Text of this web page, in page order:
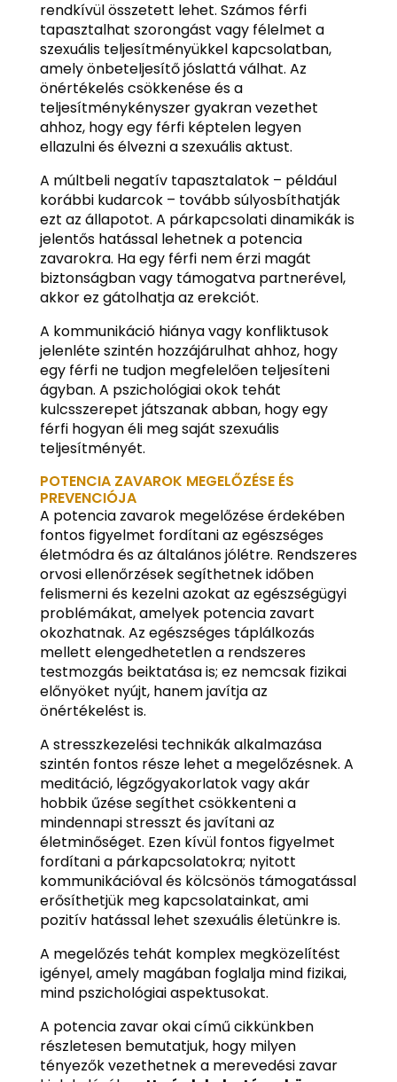
rendkívül összetett lehet. Számos férfi
tapasztalhat szorongást vagy félelmet a
szexuális teljesítményükkel kapcsolatban,
amely önbeteljesítő jóslattá válhat. Az
önértékelés csökkenése és a
teljesítménykényszer gyakran vezethet
ahhoz, hogy egy férfi képtelen legyen
ellazulni és élvezni a szexuális aktust.
A múltbeli negatív tapasztalatok – például
korábbi kudarcok – tovább súlyosbíthatják
ezt az állapotot. A párkapcsolati dinamikák is
jelentős hatással lehetnek a potencia
zavarokra. Ha egy férfi nem érzi magát
biztonságban vagy támogatva partnerével,
akkor ez gátolhatja az erekciót.
A kommunikáció hiánya vagy konfliktusok
jelenléte szintén hozzájárulhat ahhoz, hogy
egy férfi ne tudjon megfelelően teljesíteni
ágyban. A pszichológiai okok tehát
kulcsszerepet játszanak abban, hogy egy
férfi hogyan éli meg saját szexuális
teljesítményét.
POTENCIA ZAVAROK MEGELŐZÉSE ÉS
PREVENCIÓJA
A potencia zavarok megelőzése érdekében
fontos figyelmet fordítani az egészséges
életmódra és az általános jólétre. Rendszeres
orvosi ellenőrzések segíthetnek időben
felismerni és kezelni azokat az egészségügyi
problémákat, amelyek potencia zavart
okozhatnak. Az egészséges táplálkozás
mellett elengedhetetlen a rendszeres
testmozgás beiktatása is; ez nemcsak fizikai
előnyöket nyújt, hanem javítja az
önértékelést is.
A stresszkezelési technikák alkalmazása
szintén fontos része lehet a megelőzésnek. A
meditáció, légzőgyakorlatok vagy akár
hobbik űzése segíthet csökkenteni a
mindennapi stresszt és javítani az
életminőséget. Ezen kívül fontos figyelmet
fordítani a párkapcsolatokra; nyitott
kommunikációval és kölcsönös támogatással
erősíthetjük meg kapcsolatainkat, ami
pozitív hatással lehet szexuális életünkre is.
A megelőzés tehát komplex megközelítést
igényel, amely magában foglalja mind fizikai,
mind pszichológiai aspektusokat.
A potencia zavar okai című cikkünkben
részletesen bemutatjuk, hogy milyen
tényezők vezethetnek a merevedési zavar